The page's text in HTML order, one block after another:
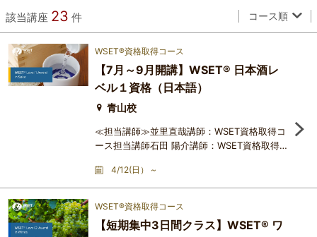
該当講座 23 件 コース順
WSET®資格取得コース
【7月～9月開講】WSET® 日本酒レ
ベル１資格（日本語）
青山校
≪担当講師≫並里直哉講師：WSET資格取得コ
ース担当講師石田 陽介講師：WSET資格取得コ
ース担当講師※「WSET資格の魅力とは？」こ
ちらのリンクよりより動画閲覧可能です​受講生
の声：WSET®日本酒レベル1の体験記（並里講
本酒造りの基本的な原則・日本酒の主な区分と
4/12(日） ~
WSET®資格取得コース
【短期集中3日間クラス】WSET® ワ